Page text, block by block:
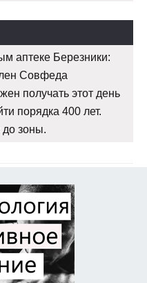
аптеке Березники:
Совфеда
получать этот день
порядка 400 лет.
до зоны.